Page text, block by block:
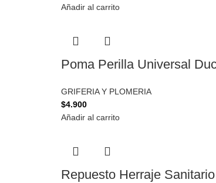
Añadir al carrito
Poma Perilla Universal
GRIFERIA Y PLOMERIA
$4.900
Añadir al carrito
Repuesto Herraje